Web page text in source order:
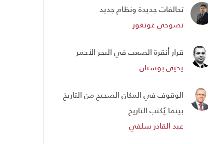
تحالفات جديدة ونظام جديد
نصوحي غونغور
قرار أنقرة الصعب في البحر الأحمر
يحيى بوستان
الوقوف في المكان الصحيح من التاريخ
بينما يُكتب التاريخ
عبد القادر سلفي